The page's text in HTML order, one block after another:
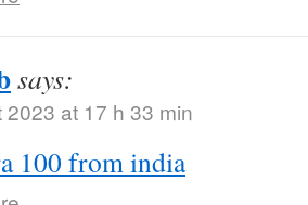
says:
2023 at 17 h 33 min
100 from india